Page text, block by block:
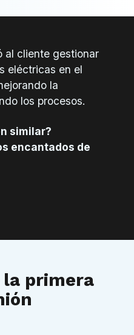
al cliente gestionar
eléctricas en el
la
los procesos.
similar?
encantados de
la primera